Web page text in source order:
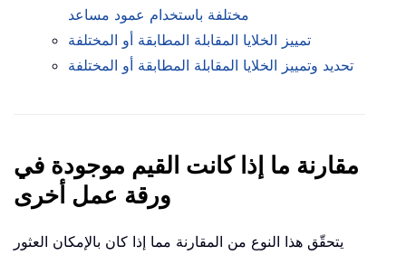
مختلفة باستخدام عمود مساعد
تمييز الخلايا المقابلة المطابقة أو المختلفة
تحديد وتمييز الخلايا المقابلة المطابقة أو المختلفة
مقارنة ما إذا كانت القيم موجودة في
ورقة عمل أخرى
يتحقّق هذا النوع من المقارنة مما إذا كان بالإمكان العثور